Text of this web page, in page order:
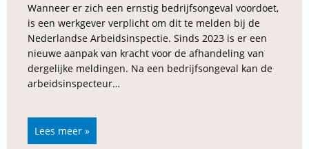
Wanneer er zich een ernstig bedrijfsongeval voordoet,
is een werkgever verplicht om dit te melden bij de
Nederlandse Arbeidsinspectie. Sinds 2023 is er een
nieuwe aanpak van kracht voor de afhandeling van
dergelijke meldingen. Na een bedrijfsongeval kan de
arbeidsinspecteur…
Lees meer »